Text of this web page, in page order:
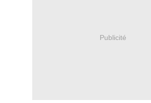
Publicité